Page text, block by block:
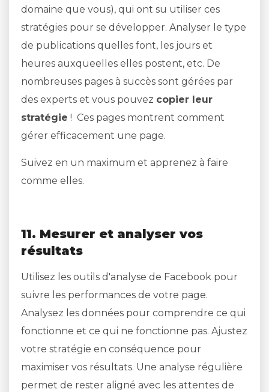
domaine que vous), qui ont su utiliser ces
stratégies pour se développer. Analyser le type
de publications quelles font, les jours et
heures auxqueelles elles postent, etc. De
nombreuses pages à succès sont gérées par
des experts et vous pouvez copier leur
stratégie ! Ces pages montrent comment
gérer efficacement une page.
Suivez en un maximum et apprenez à faire
comme elles.
11. Mesurer et analyser vos
résultats
Utilisez les outils d'analyse de Facebook pour
suivre les performances de votre page.
Analysez les données pour comprendre ce qui
fonctionne et ce qui ne fonctionne pas. Ajustez
votre stratégie en conséquence pour
maximiser vos résultats. Une analyse régulière
permet de rester aligné avec les attentes de